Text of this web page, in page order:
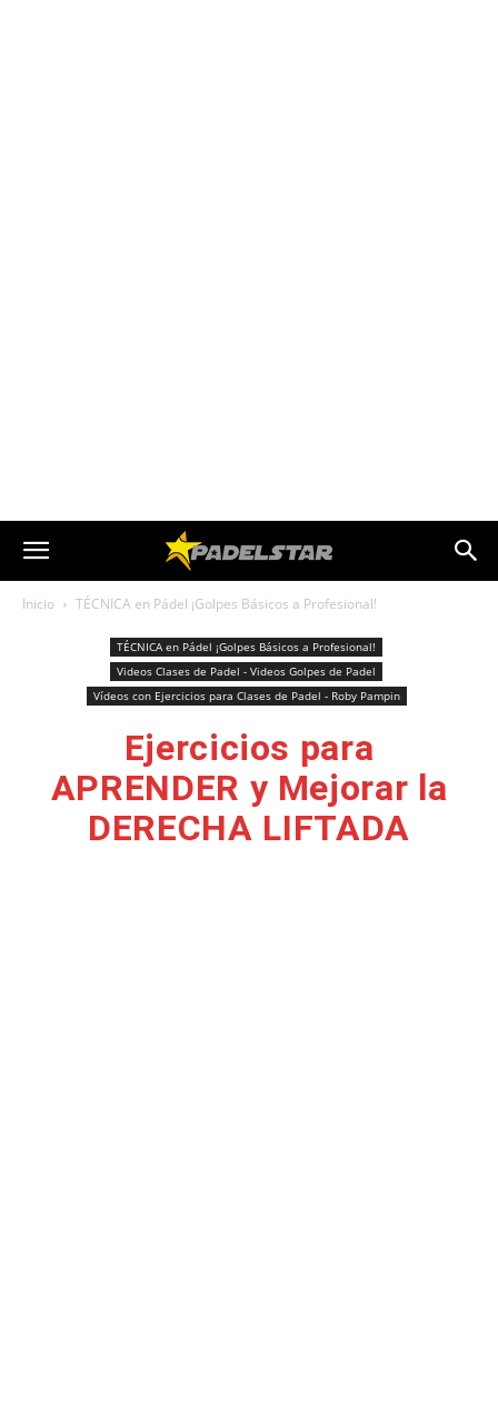
Inicio TÉCNICA en Pádel ¡Golpes Básicos a Profesional!
TÉCNICA en Pádel ¡Golpes Básicos a Profesional!
Videos Clases de Padel - Videos Golpes de Padel
Vídeos con Ejercicios para Clases de Padel - Roby Pampin
Ejercicios para
APRENDER y Mejorar la
DERECHA LIFTADA